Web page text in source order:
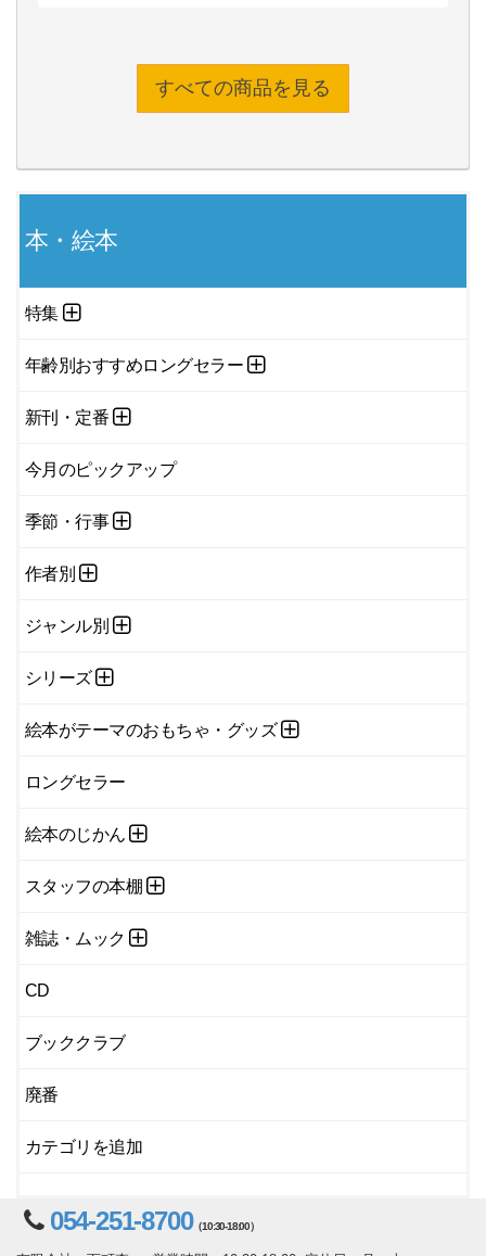
すべての商品を見る
本・絵本
特集
年齢別おすすめロングセラー
新刊・定番
今月のピックアップ
季節・行事
作者別
ジャンル別
シリーズ
絵本がテーマのおもちゃ・グッズ
ロングセラー
絵本のじかん
スタッフの本棚
雑誌・ムック
CD
ブッククラブ
廃番
カテゴリを追加
054-251-8700（10:30-18:00）